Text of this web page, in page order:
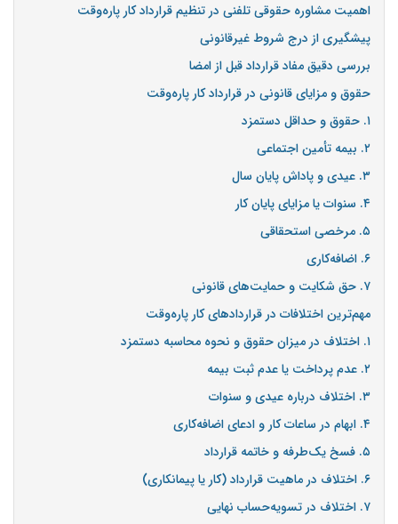
اهمیت مشاوره حقوقی تلفنی در تنظیم قرارداد کار پاره‌وقت
پیشگیری از درج شروط غیرقانونی
بررسی دقیق مفاد قرارداد قبل از امضا
حقوق و مزایای قانونی در قرارداد کار پاره‌وقت
۱. حقوق و حداقل دستمزد
۲. بیمه تأمین اجتماعی
۳. عیدی و پاداش پایان سال
۴. سنوات یا مزایای پایان کار
۵. مرخصی استحقاقی
۶. اضافه‌کاری
۷. حق شکایت و حمایت‌های قانونی
مهم‌ترین اختلافات در قراردادهای کار پاره‌وقت
۱. اختلاف در میزان حقوق و نحوه محاسبه دستمزد
۲. عدم پرداخت یا عدم ثبت بیمه
۳. اختلاف درباره عیدی و سنوات
۴. ابهام در ساعات کار و ادعای اضافه‌کاری
۵. فسخ یک‌طرفه و خاتمه قرارداد
۶. اختلاف در ماهیت قرارداد (کار یا پیمانکاری)
۷. اختلاف در تسویه‌حساب نهایی